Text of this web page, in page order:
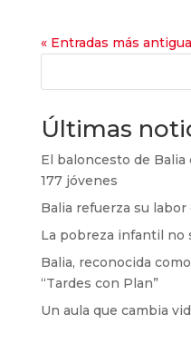
« Entradas más
Últimas
El baloncesto de Balia
177 jóvenes
Balia refuerza su
La pobreza infantil no
Balia, reconocida
“Tardes con Plan”
Un aula que cambia